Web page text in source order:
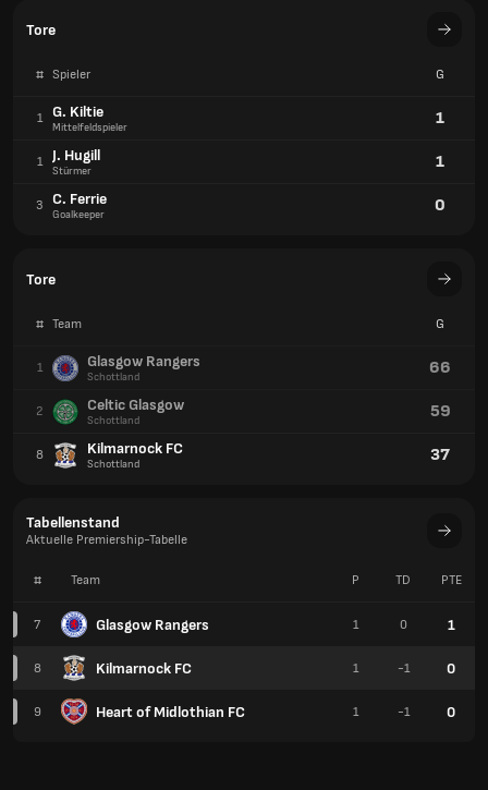
Tore
# Spieler G
1 G. Kiltie
Mittelfeldspieler 1
1 J. Hugill
Stürmer 1
3 C. Ferrie
Goalkeeper 0
Tore
# Team G
1 Glasgow Rangers
Schottland 66
2 Celtic Glasgow
Schottland 59
8 Kilmarnock FC
Schottland 37
Tabellenstand
Aktuelle Premiership-Tabelle
# Team
7 Glasgow Rangers
8 Kilmarnock FC
9 Heart of Midlothian FC
P TD PTE
1 0 1
1 -1 0
1 -1 0